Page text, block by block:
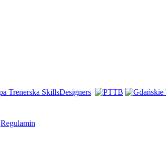
Regulamin